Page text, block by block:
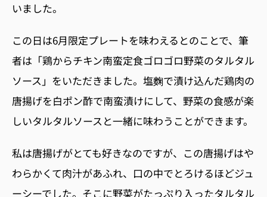
いました。
この日は6月限定プレートを味わえるとのことで、筆
者は「鶏からチキン南蛮定食ゴロゴロ野菜のタルタル
ソース」をいただきました。塩麴で漬け込んだ鶏肉の
唐揚げを白ポン酢で南蛮漬けにして、野菜の食感が楽
しいタルタルソースと一緒に味わうことができます。
私は唐揚げがとても好きなのですが、この唐揚げはや
わらかくて肉汁があふれ、口の中でとろけるほどジュ
ーシーでした。そこに野菜がたっぷり入ったタルタル